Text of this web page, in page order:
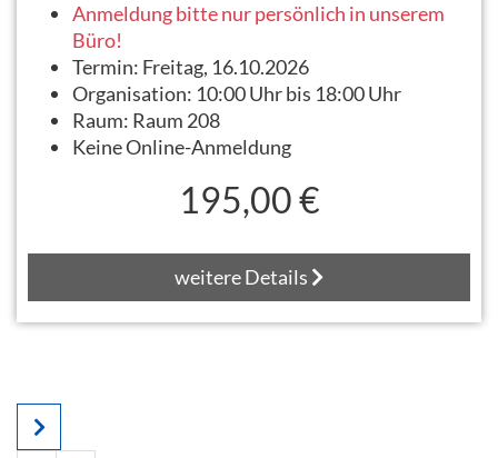
Anmeldung bitte nur persönlich in unserem
Büro!
Termin: Freitag, 16.10.2026
Organisation: 10:00 Uhr bis 18:00 Uhr
Raum: Raum 208
Keine Online-Anmeldung
195,00 €
weitere Details